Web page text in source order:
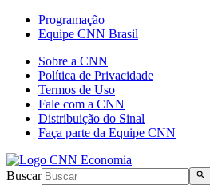
Programação
Equipe CNN Brasil
Sobre a CNN
Política de Privacidade
Termos de Uso
Fale com a CNN
Distribuição do Sinal
Faça parte da Equipe CNN
Buscar